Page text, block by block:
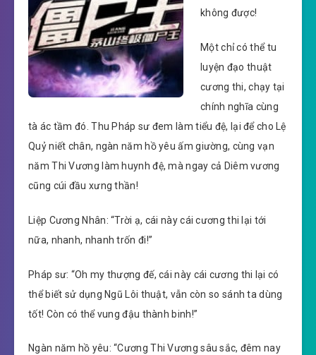
không được!
Một chỉ có thể tu
luyện đạo thuật
cương thi, chạy tại
chính nghĩa cùng
tà ác tầm đó. Thu Pháp sư đem làm tiểu đệ, lại để cho Lệ
Quỷ niết chân, ngàn năm hồ yêu ấm giường, cùng vạn
năm Thi Vương làm huynh đệ, mà ngay cả Diêm vương
cũng cúi đầu xưng thần!
Liệp Cương Nhân: “Trời ạ, cái này cái cương thi lại tới
nữa, nhanh, nhanh trốn đi!”
Pháp sư: “Oh my thượng đế, cái này cái cương thi lại có
thể biết sử dụng Ngũ Lôi thuật, vẫn còn so sánh ta dùng
tốt! Còn có thể vung đậu thành binh!”
Ngàn năm hồ yêu: “Cương Thi Vương sâu sắc, đêm nay